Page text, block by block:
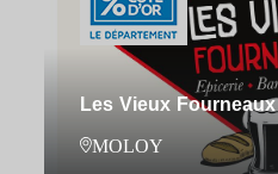
Les Vieux Fourneaux
MOLOY